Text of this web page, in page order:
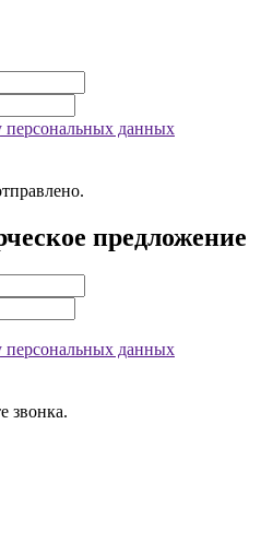
персональных данных
предложение
персональных данных
звонка.